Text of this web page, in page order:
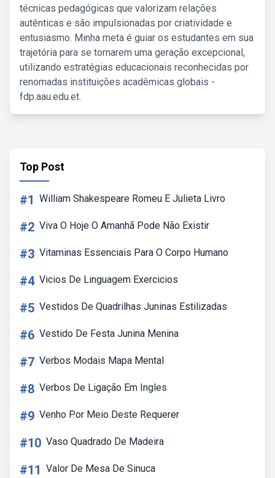
técnicas pedagógicas que valorizam relações
autênticas e são impulsionadas por criatividade e
entusiasmo. Minha meta é guiar os estudantes em sua
trajetória para se tornarem uma geração excepcional,
utilizando estratégias educacionais reconhecidas por
renomadas instituições acadêmicas globais -
fdp.aau.edu.et.
Top Post
#1 William Shakespeare Romeu E Julieta Livro
#2 Viva O Hoje O Amanhã Pode Não Existir
#3 Vitaminas Essenciais Para O Corpo Humano
#4 Vicios De Linguagem Exercicios
#5 Vestidos De Quadrilhas Juninas Estilizadas
#6 Vestido De Festa Junina Menina
#7 Verbos Modais Mapa Mental
#8 Verbos De Ligação Em Ingles
#9 Venho Por Meio Deste Requerer
#10 Vaso Quadrado De Madeira
#11 Valor De Mesa De Sinuca